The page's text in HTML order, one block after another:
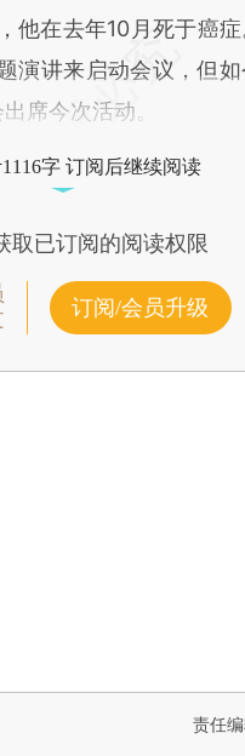
他在去年10月死于癌
演讲来启动会议，但
席今次活动。
字 订阅后继续阅读
取已订阅的阅读权限
订阅/会员升级
责任